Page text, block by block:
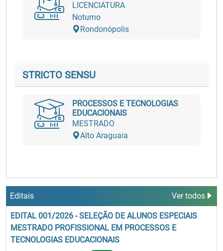
LICENCIATURA
Noturno
Rondonópolis
STRICTO SENSU
PROCESSOS E TECNOLOGIAS
EDUCACIONAIS
MESTRADO
Alto Araguaia
Editais Ver todos
EDITAL 001/2026 - SELEÇÃO DE ALUNOS ESPECIAIS
MESTRADO PROFISSIONAL EM PROCESSOS E
TECNOLOGIAS EDUCACIONAIS